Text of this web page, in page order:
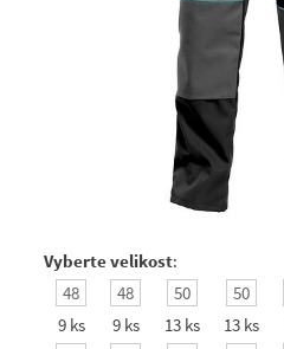
Vyberte velikost:
48
9 ks
48
9 ks
50
13 ks
50
13 ks